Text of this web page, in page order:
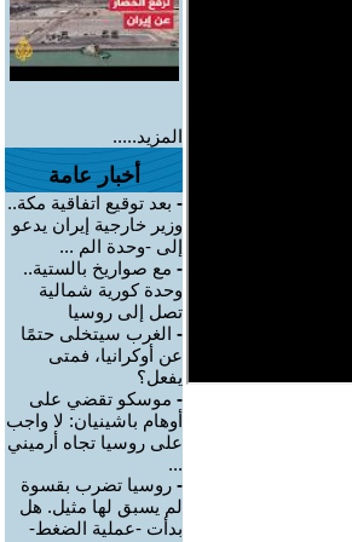
المزيد.....
أخبار عامة
- بعد توقيع اتفاقية مكة..
وزير خارجية إيران يدعو
إلى -وحدة الم ...
- مع صواريخ بالستية..
وحدة كورية شمالية
تصل إلى روسيا
- الغرب سيتخلى حتمًا
عن أوكرانيا، فمتى
يفعل؟
- موسكو تقضي على
أوهام باشينيان: لا واجب
على روسيا تجاه أرميني
...
- روسيا تضرب بقسوة
لم يسبق لها مثيل. هل
بدأت -عملية الضغط-